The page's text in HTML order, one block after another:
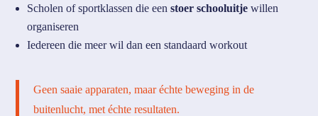
Scholen of sportklassen die eenstoer schooluitje willen
organiseren
Iedereen die meer wil dan een standaard workout
Geen saaie apparaten, maar échte beweging in de
buitenlucht, met échte resultaten.